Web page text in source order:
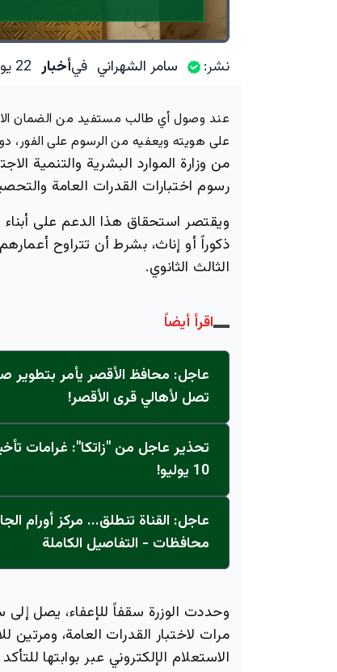
نشر: سامر الشهراني فيأخبار 22 يونيو 2026 الساعة 06:40 مساءاً
عند وصول أي طالب مستفيد من الضمان
على هويته ويعفيه من الرسوم على الفور،
من وزارة الموارد البشرية والتنمية
رسوم اختبارات القدرات العامة
ويقتصر استحقاق هذا الدعم على أبناء
الثالث الثانوي.
اقرأ أيضاً
عاجل: محافظ الأقصر يأمر
تصل لأهالي قرى الأقصر!
تحذير عاجل من "زاتكا": غرامات
10 يوليو!
محافظات - التفاصيل الكاملة
وحددت الوزرة سقفاً للإعفاء، يصل
مرات لاختبار القدرات العامة،
الاستعلام الإلكتروني عبر بوابتها